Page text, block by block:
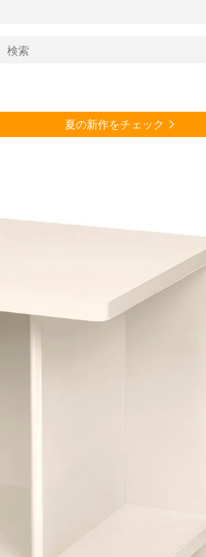
夏の新作をチェック